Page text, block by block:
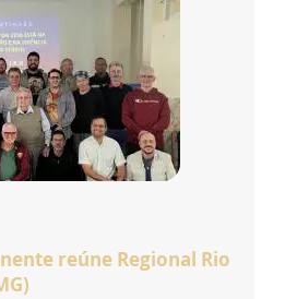
reúne Regional Rio